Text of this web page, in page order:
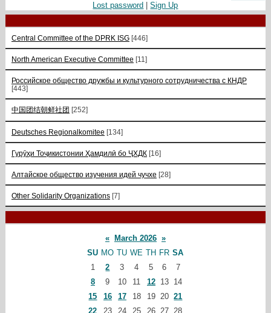
Lost password |Sign Up
Central Committee of the DPRK ISG [446]
North American Executive Committee [11]
Российское общество дружбы и культурного сотрудничества с КНДР
[443]
中国团结朝鲜社团 [252]
Deutsches Regionalkomitee [134]
Гурӯҳи Тоҷикистонии Ҳамдилӣ бо ҶХДК [16]
Алтайское общество изучения идей чучхе [28]
Other Solidarity Organizations [7]
« March 2026 »
SU MO TU WE TH FR SA
1
2 3 4 5 6
7
8
9 10 11 12 13
14
15
16 17 18 19 20 21
22
23 24 25 26 27 28